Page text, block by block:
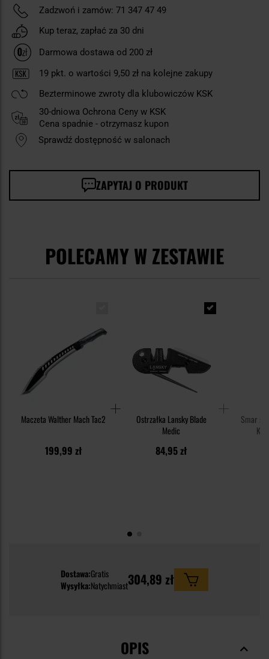
Zadzwoń i zamów: 71 347 47 49
Kup teraz, zapłać za 30 dni
Darmowa dostawa od 200 zł
19 pkt. o wartości 9,50 zł na kolejne zakupy
Bezterminowe zwroty dla klubowiczów KSK
30-dniowa Ochrona Ceny w KSK
Cena spadnie - otrzymasz kupon
Sprawdź dostępność w salonach
ZAPYTAJ O PRODUKT
POLECAMY W ZESTAWIE
Maczeta Walther Mach Tac2
199,99 zł
Ostrzałka Lansky Blade
Medic
84,95 zł
Smar
Dostawa:Gratis
Wysyłka:Natychmiast304,89 zł
OPIS